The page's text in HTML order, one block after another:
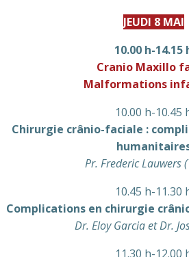
JEUDI 8 MAI
10.00 h-14.15
Cranio Maxillo
Malformations
10.00 h-10.45
Chirurgie crânio-faciale :
Pr. Frederic Lauwers
10.45 h-11.30
Complications en chirurgie
Dr. Eloy Garcia et Dr.
11.30 h-12.00